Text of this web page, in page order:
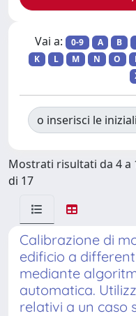
Vai a: 0-9 A B
K
L M N O
o inserisci le
Mostrati risultati da 4 a
di 17
Calibrazione di
edificio a
mediante
automatica.
relativi a un caso